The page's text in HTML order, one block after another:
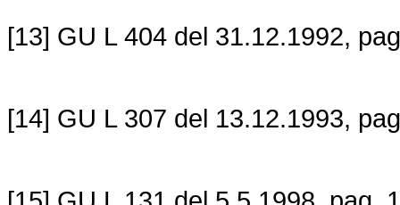
[13] GU L 404 del 31.12.1992,
[14] GU L 307 del 13.12.1993,